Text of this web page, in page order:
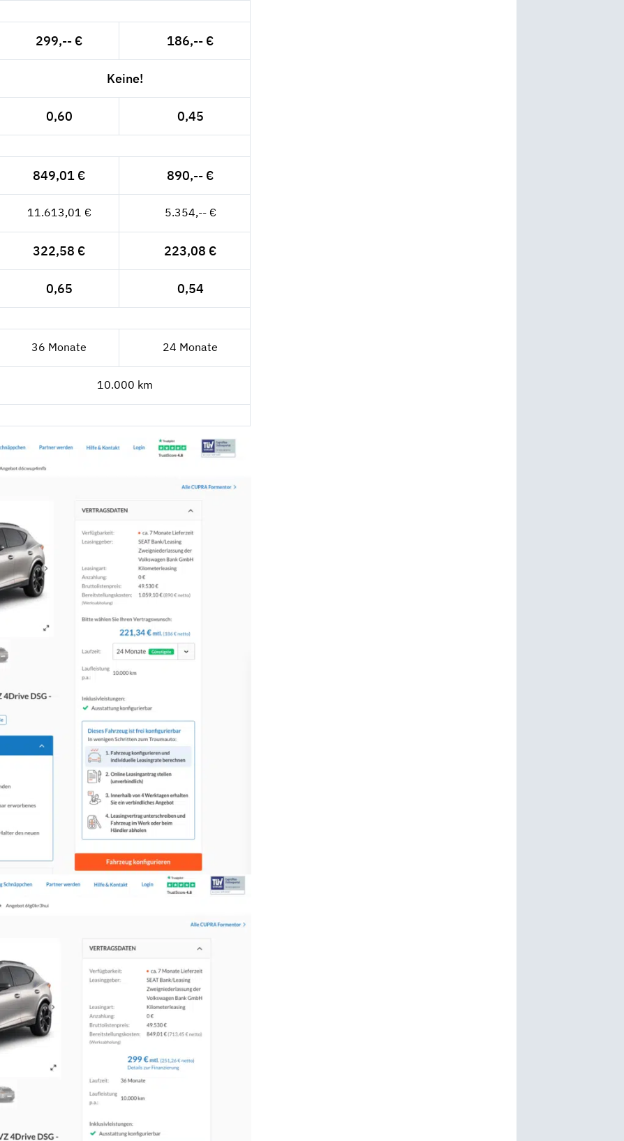
299,-- € 186,-- €
Keine!
0,60 0,45
849,01 € 890,-- €
11.613,01 € 5.354,-- €
322,58 € 223,08 €
0,65 0,54
36 Monate 24 Monate
10.000 km